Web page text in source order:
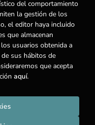
Derechos Reservados |
del comportamiento
la gestión de los
el editor haya incluido
que almacenan
usuarios obtenida a
sus hábitos de
que acepta
aquí.